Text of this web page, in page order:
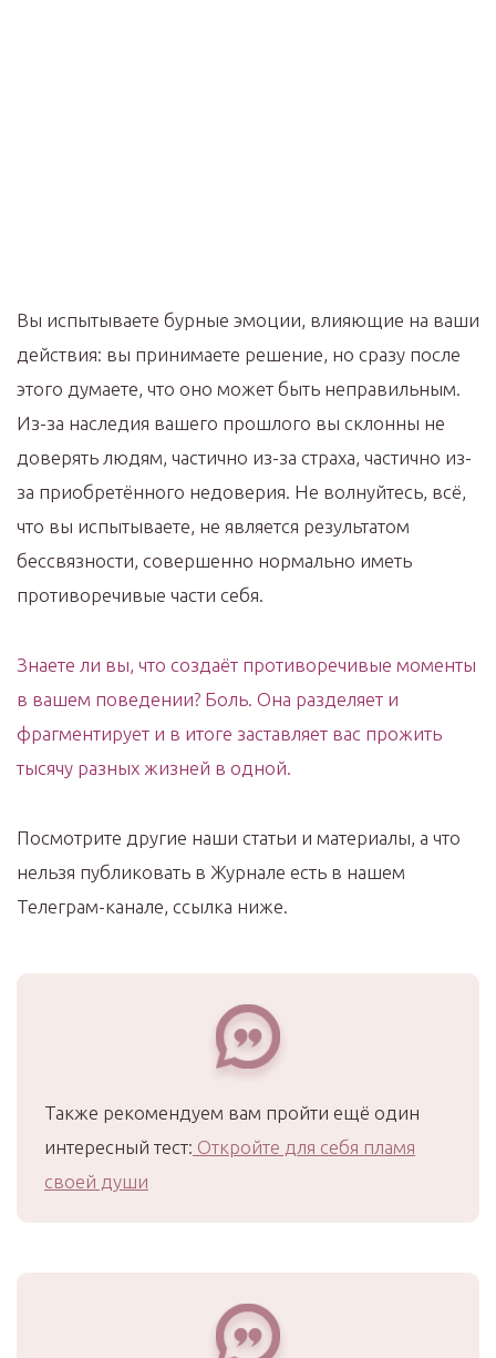
Вы испытываете бурные эмоции, влияющие на ваши
действия: вы принимаете решение, но сразу после
этого думаете, что оно может быть неправильным.
Из-за наследия вашего прошлого вы склонны не
доверять людям, частично из-за страха, частично из-
за приобретённого недоверия. Не волнуйтесь, всё,
что вы испытываете, не является результатом
бессвязности, совершенно нормально иметь
противоречивые части себя.
Знаете ли вы, что создаёт противоречивые моменты
в вашем поведении? Боль. Она разделяет и
фрагментирует и в итоге заставляет вас прожить
тысячу разных жизней в одной.
Посмотрите другие наши статьи и материалы, а что
нельзя публиковать в Журнале есть в нашем
Телеграм-канале, ссылка ниже.
Также рекомендуем вам пройти ещё один
интересный тест: Откройте для себя пламя
своей души